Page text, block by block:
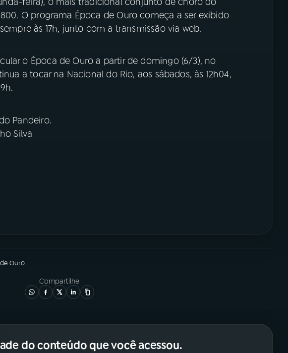
O programa Época de Ouro começa a ser exibido
às 17h, junto com a transmissão via web.
o Época de Ouro a partir de domingo (6/3), no
a tocar na Nacional do Rio, aos sábados, às 12h04,
Pandeiro.
Silva
Ouro
Compartilhe
do conteúdo que você acessou.